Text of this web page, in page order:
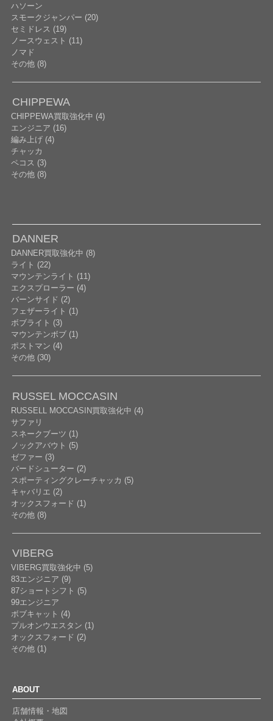
ハソーン
スモークジャンパー (20)
セミドレス (19)
ノースウェスト (11)
ノマド
その他 (8)
CHIPPEWA
CHIPPEWA買取強化中 (4)
エンジニア (16)
編み上げ (4)
チャッカ
ペコス (3)
その他 (8)
DANNER
DANNER買取強化中 (8)
ライト (22)
マウンテンライト (11)
エクスプローラー (4)
バーンサイド (2)
フェザーライト (1)
ボブライト (3)
マウンテンボブ (1)
ポストマン (4)
その他 (30)
RUSSEL MOCCASIN
RUSSELL MOCCASIN買取強化中 (4)
サファリ
スネークブーツ (1)
ノックアバウト (5)
ゼファー (3)
バードシューター (2)
スポーティングクレーチャッカ (5)
キャバリエ (2)
オックスフォード (1)
その他 (8)
VIBERG
VIBERG買取強化中 (5)
83エンジニア (9)
87ショートシフト (5)
99エンジニア
ボブキャット (4)
プルオンウエスタン (1)
オックスフォード (2)
その他 (1)
ABOUT
店舗情報・地図